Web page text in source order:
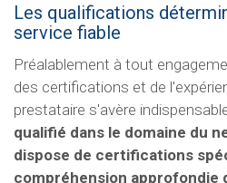
Les qualifications
service fiable
Préalablement à tout
des certifications et de
prestataire s'avère
qualifié dans le domaine du
dispose de certifications
compréhension approfondie